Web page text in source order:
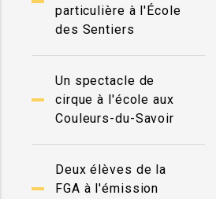
particulière à l'École
des Sentiers
Un spectacle de
cirque à l'école aux
Couleurs-du-Savoir
Deux élèves de la
FGA à l'émission